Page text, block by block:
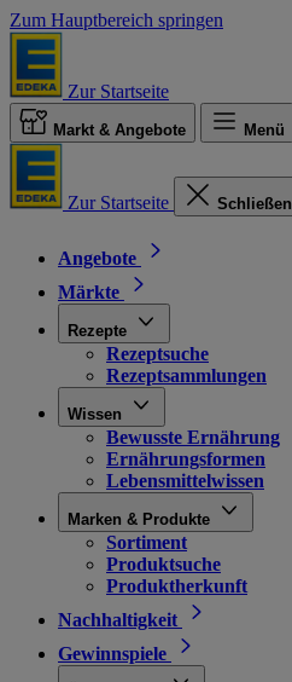
Zum Hauptbereich springen
Zur Startseite
Markt & Angebote Menü
Zur Startseite Schließen
Angebote
Märkte
Rezepte
Rezeptsuche
Rezeptsammlungen
Wissen
Bewusste Ernährung
Ernährungsformen
Lebensmittelwissen
Marken & Produkte
Sortiment
Produktsuche
Produktherkunft
Nachhaltigkeit
Gewinnspiele